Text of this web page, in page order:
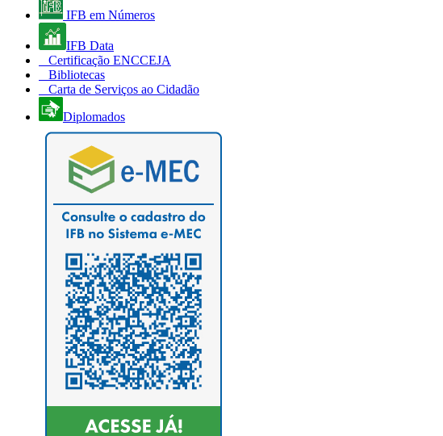
IFB em Números
IFB Data
Certificação ENCCEJA
Bibliotecas
Carta de Serviços ao Cidadão
Diplomados